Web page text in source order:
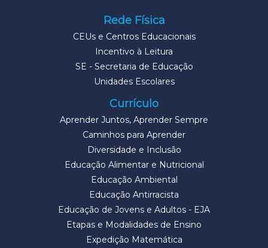
Rede Física
CEUs e Centros Educacionais
Incentivo à Leitura
SE - Secretaria de Educação
Unidades Escolares
Currículo
Aprender Juntos, Aprender Sempre
Caminhos para Aprender
Diversidade e Inclusão
Educação Alimentar e Nutricional
Educação Ambiental
Educação Antirracista
Educação de Jovens e Adultos - EJA
Etapas e Modalidades de Ensino
Expedição Matemática